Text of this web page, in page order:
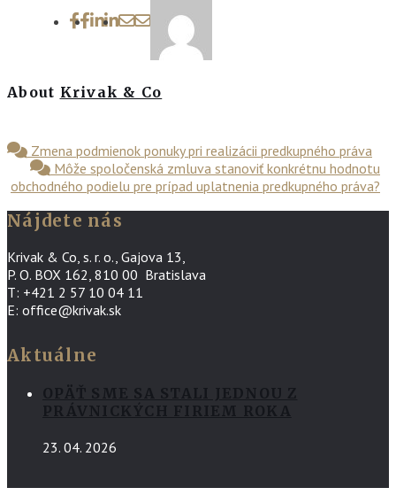
About Krivak & Co
Zmena podmienok ponuky pri realizácii predkupného práva
Môže spoločenská zmluva stanoviť konkrétnu hodnotu
obchodného podielu pre prípad uplatnenia predkupného práva?
Nájdete nás
Krivak & Co, s. r. o., Gajova 13,
P. O. BOX 162, 810 00 Bratislava
T: +421 2 57 10 04 11
E: office@krivak.sk
Aktuálne
OPÄŤ SME SA STALI JEDNOU Z
PRÁVNICKÝCH FIRIEM ROKA
23. 04. 2026